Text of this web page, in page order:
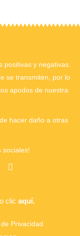
positivas y negativas.
se transmiten, por lo
apodos de nuestra
hacer daño a otras
sociales!
clic aquí.
Privacidad